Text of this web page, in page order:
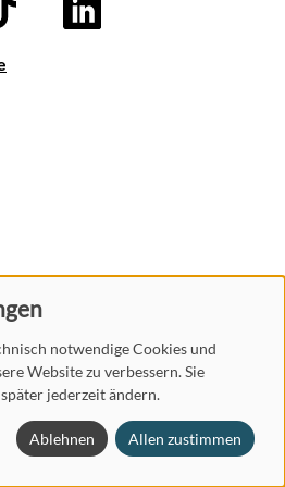
Vertrag widerrufen
Barrierefreiheit
notwendige Cookies und
Website zu verbessern. Sie
jederzeit ändern.
Ablehnen Allen zustimmen